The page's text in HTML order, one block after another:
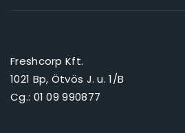
Freshcorp Kft.
1021 Bp, Ötvös J. u. 1/B
Cg.: 01 09 990877